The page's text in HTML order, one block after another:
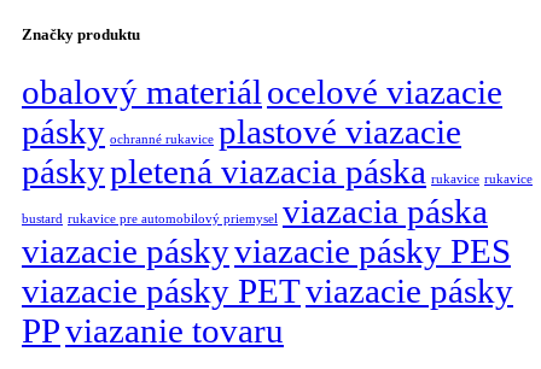
Značky produktu
obalový materiál ocelové viazacie
pásky ochranné rukavice plastové viazacie
páskypletená viazacia páska rukavice rukavice
bustard rukavice pre automobilový priemysel viazacia páska
viazacie páskyviazacie pásky PES
viazacie pásky PETviazacie pásky
PPviazanie tovaru